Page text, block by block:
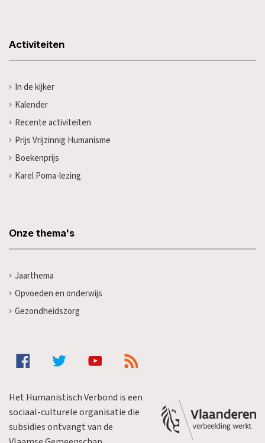
Activiteiten
In de kijker
Kalender
Recente activiteiten
Prijs Vrijzinnig Humanisme
Boekenprijs
Karel Poma-lezing
Onze thema's
Jaarthema
Opvoeden en onderwijs
Gezondheidszorg
Het Humanistisch Verbond is een
sociaal-culturele organisatie die
subsidies ontvangt van de